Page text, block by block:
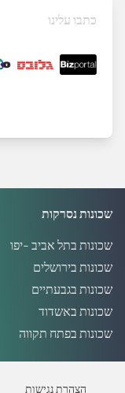
כתבו עלינו
שכונות נסרקות
שכונות בתל אביב -יפו
שכונות בירושלים
שכונות בגבעתיים
שכונות באשדוד
שכונות בפתח תקווה
הצהרת נגישות